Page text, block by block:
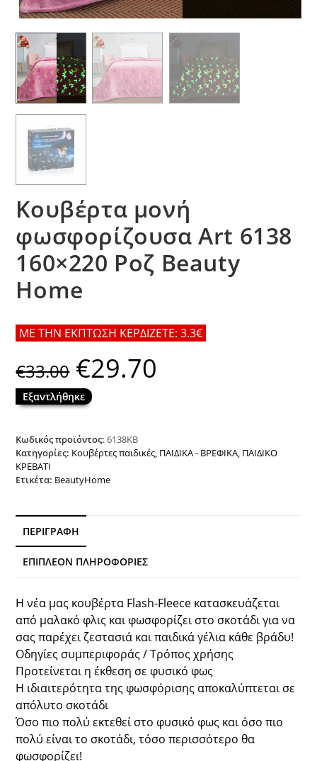
Κουβέρτα μονή
φωσφορίζουσα Art 6138
160×220 Ροζ Beauty
Home
ΜΕ ΤΗΝ ΕΚΠΤΩΣΗ ΚΕΡΔΙΖΕΤΕ: 3.3€
€33.00 Original
price
was:
€33.00.
€29.70
Εξαντλήθηκε
Κωδικός προϊόντος:6138ΚΒ
Κατηγορίες: Κουβέρτες παιδικές, ΠΑΙΔΙΚΑ - ΒΡΕΦΙΚΑ, ΠΑΙΔΙΚΟ
ΚΡΕΒΑΤΙ
Ετικέτα: BeautyHome
ΠΕΡΙΓΡΑΦΉ
ΕΠΙΠΛΈΟΝ ΠΛΗΡΟΦΟΡΊΕΣ
Η νέα μας κουβέρτα Flash-Fleece κατασκευάζεται
από μαλακό φλις και φωσφορίζει στο σκοτάδι για να
σας παρέχει ζεστασιά και παιδικά γέλια κάθε βράδυ!
Οδηγίες συμπεριφοράς / Τρόπος χρήσης
Προτείνεται η έκθεση σε φυσικό φως
Η ιδιαιτερότητα της φωσφόρισης αποκαλύπτεται σε
απόλυτο σκοτάδι
Όσο πιο πολύ εκτεθεί στο φυσικό φως και όσο πιο
πολύ είναι το σκοτάδι, τόσο περισσότερο θα
φωσφορίζει!